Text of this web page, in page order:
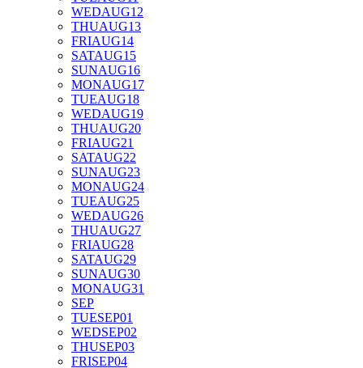
WEDAUG12
THUAUG13
FRIAUG14
SATAUG15
SUNAUG16
MONAUG17
TUEAUG18
WEDAUG19
THUAUG20
FRIAUG21
SATAUG22
SUNAUG23
MONAUG24
TUEAUG25
WEDAUG26
THUAUG27
FRIAUG28
SATAUG29
SUNAUG30
MONAUG31
SEP
TUESEP01
WEDSEP02
THUSEP03
FRISEP04